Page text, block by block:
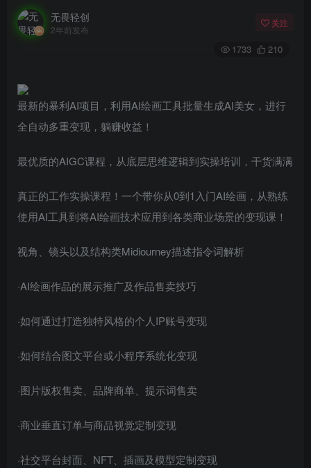
无畏轻创
2年前发布
关注
1733 210
最新的暴利AI项目，利用AI绘画工具批量生成AI美女，进行
全自动多重变现，躺赚收益！
最优质的AIGC课程，从底层思维逻辑到实操培训，干货满满
真正的工作实操课程！一个带你从0到1入门AI绘画，从熟练
使用AI工具到将AI绘画技术应用到各类商业场景的变现课！
视角、镜头以及结构类Midiourney描述指令词解析
·AI绘画作品的展示推广及作品售卖技巧
·如何通过打造独特风格的个人IP账号变现
·如何结合图文平台或小程序系统化变现
·图片版权售卖、品牌商单、提示词售卖
·商业垂直订单与商品视觉定制变现
·社交平台封面、NFT、插画及模型定制变现